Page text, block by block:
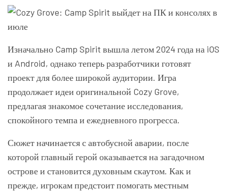
Изначально Camp Spirit вышла летом 2024 года на iOS
и Android, однако теперь разработчики готовят
проект для более широкой аудитории. Игра
продолжает идеи оригинальной Cozy Grove,
предлагая знакомое сочетание исследования,
спокойного темпа и ежедневного прогресса.
Сюжет начинается с автобусной аварии, после
которой главный герой оказывается на загадочном
острове и становится духовным скаутом. Как и
прежде, игрокам предстоит помогать местным